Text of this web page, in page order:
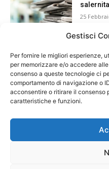
Gestisci
Per fornire le migliori esperienze,
per memorizzare e/o accedere
consenso a queste tecnologie ci
comportamento di navigazione o
acconsentire o ritirare il consenso
caratteristiche e funzioni.
25